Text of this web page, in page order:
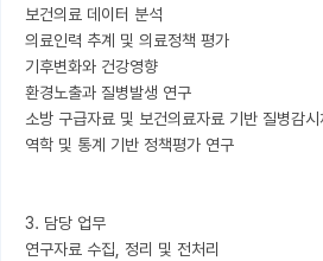
보건의료 데이터 분석
의료인력 추계 및 의료정책 평가
기후변화와 건강영향
환경노출과 질병발생 연구
소방 구급자료 및 보건의료자료 기반 질병감
역학 및 통계 기반 정책평가 연구
3. 담당 업무
연구자료 수집, 정리 및 전처리